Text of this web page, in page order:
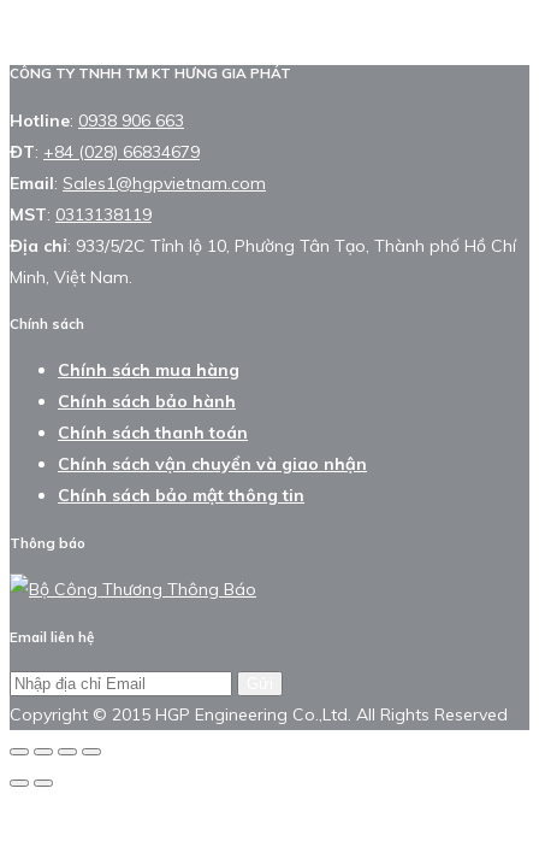
CÔNG TY TNHH TM KT HƯNG GIA PHÁT
Hotline: 0938 906 663
ĐT: +84 (028) 66834679
Email: Sales1@hgpvietnam.com
MST: 0313138119
Địa chỉ: 933/5/2C Tỉnh lộ 10, Phường Tân Tạo, Thành phố Hồ Chí
Minh, Việt Nam.
Chính sách
Chính sách mua hàng
Chính sách bảo hành
Chính sách thanh toán
Chính sách vận chuyển và giao nhận
Chính sách bảo mật thông tin
Thông báo
Email liên hệ
Copyright © 2015 HGP Engineering Co.,Ltd. All Rights Reserved